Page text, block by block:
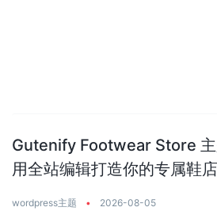
Gutenify Footwear Store 主
用全站编辑打造你的专属鞋
wordpress主题 • 2026-08-05